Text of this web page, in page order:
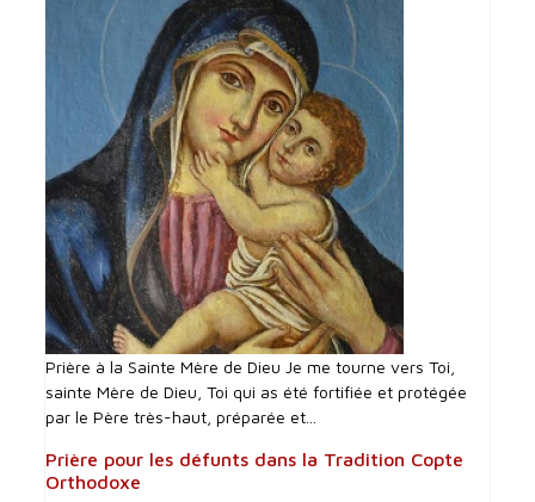
Prière à la Sainte Mère de Dieu Je me tourne vers Toi,
sainte Mère de Dieu, Toi qui as été fortifiée et protégée
par le Père très-haut, préparée et...
Prière pour les défunts dans la Tradition Copte
Orthodoxe